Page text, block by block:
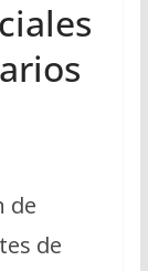
de
de